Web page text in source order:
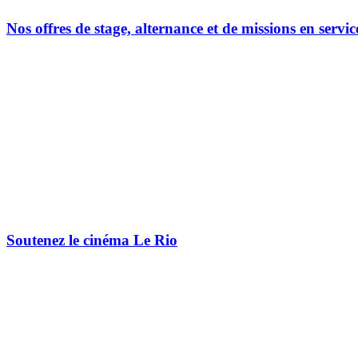
Nos offres de stage, alternance et de missions en
Soutenez le cinéma Le Rio